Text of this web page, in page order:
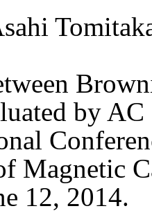
by
Magnetic
12, 2014.